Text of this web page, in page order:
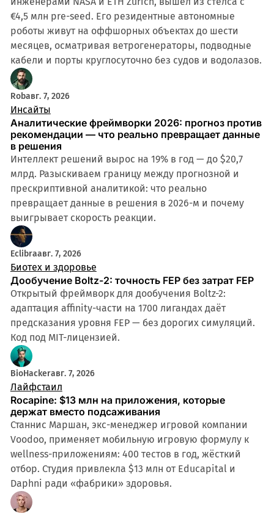
€4,5 млн pre-seed. Его резидентные автономные
роботы живут на оффшорных объектах до шести
месяцев, осматривая ветрогенераторы, подводные
кабели и порты круглосуточно без судов и водолазов.
Robавг. 7, 2026
Инсайты
Аналитические фреймворки 2026: прогноз против
рекомендации — что реально превращает данные
в решения
Интеллект решений вырос на 19% в год — до $20,7
млрд. Разыскиваем границу между прогнозной и
прескриптивной аналитикой: что реально
превращает данные в решения в 2026-м и почему
выигрывает скорость реакции.
Eclibraавг. 7, 2026
Биотех и здоровье
Дообучение Boltz-2: точность FEP без затрат FEP
Открытый фреймворк для дообучения Boltz-2:
адаптация affinity-части на 1700 лигандах даёт
предсказания уровня FEP — без дорогих симуляций.
Код под MIT-лицензией.
BioHackerавг. 7, 2026
Лайфстаил
Rocapine: $13 млн на приложения, которые
держат вместо подсаживания
Станнис Маршан, экс-менеджер игровой компании
Voodoo, применяет мобильную игровую формулу к
wellness-приложениям: 400 тестов в год, жёсткий
отбор. Студия привлекла $13 млн от Educapital и
Daphni ради «фабрики» здоровья.